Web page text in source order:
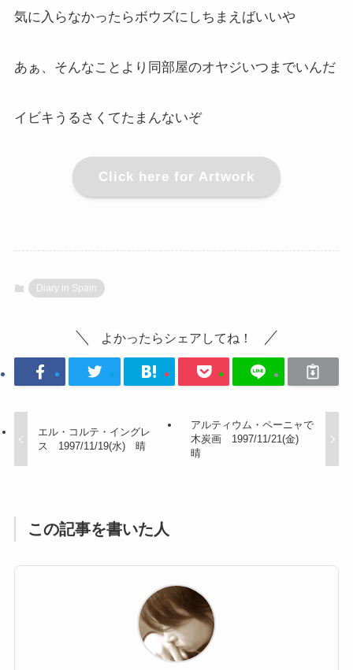
気に入らなかったらボウズにしちまえばいいや
あぁ、そんなことより同部屋のオヤジいつまでいんだ
イビキうるさくてたまんないぞ
Click here for Artwork
Diary in Spain
よかったらシェアしてね！
エル・コルテ・イングレ
ス 1997/11/19(水) 晴
アルティウム・ペーニャで
木炭画 1997/11/21(金)
晴
この記事を書いた人